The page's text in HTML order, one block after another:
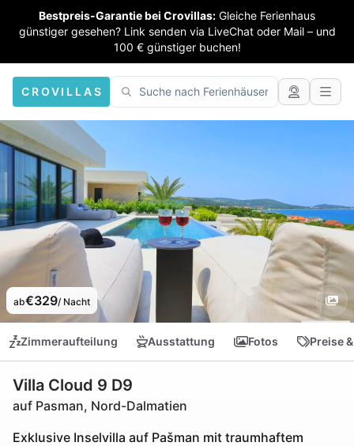
Bestpreis-Garantie bei Crovillas: Gleiche Ferienhaus
günstiger gesehen? Link senden via LiveChat oder Mail – und
100 € günstiger buchen!
CROVILLAS
ab€329/ Nacht
Zimmeraufteilung Ausstattung Fotos Preise
Villa Cloud 9 D9
auf Pasman, Nord-Dalmatien
Exklusive Inselvilla auf Pašman mit traumhaftem